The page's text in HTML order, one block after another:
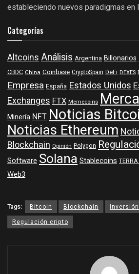
estableciendo nuevos paradigmas en
Categorías
Altcoins Análisis Argentina Billonarios
CBDC China Coinbase CryptoSpain DeFi DEXES
Empresa España Estados Unidos
Exchanges FTX Memecoins
Minería NFTNoticias
Noticias Ethereum
Blockchain Opinión Polygon
Software Solana Stablecoins
Web3
Tags: Bitcoin Blockchain
Regulación cripto